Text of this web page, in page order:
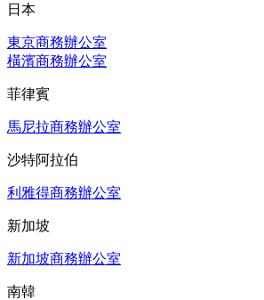
日本
東京商務辦公室
橫濱商務辦公室
菲律賓
馬尼拉商務辦公室
沙特阿拉伯
利雅得商務辦公室
新加坡
新加坡商務辦公室
南韓